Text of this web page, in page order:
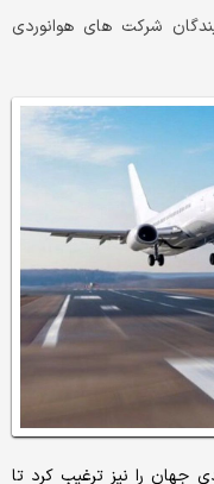
نمایندگان شرکت های هوانوردی
جهان را نیز ترغیب کرد تا